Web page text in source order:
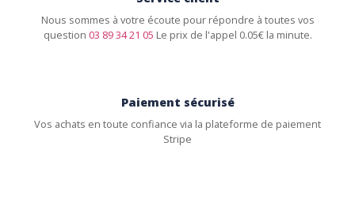
Nous sommes à votre écoute pour répondre à toutes vos
question 03 89 34 21 05 Le prix de l'appel 0.05€ la minute.
Paiement sécurisé
Vos achats en toute confiance via la plateforme de paiement
Stripe